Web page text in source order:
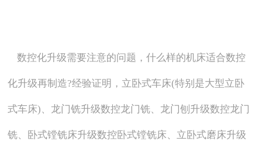
数控化升级需要注意的问题，什么样的机床适合数控
化升级再制造?经验证明，立卧式车床(特别是大型立卧
式车床)、龙门铣升级数控龙门铣、龙门刨升级数控龙门
铣、卧式镗铣床升级数控卧式镗铣床、立卧式磨床升级